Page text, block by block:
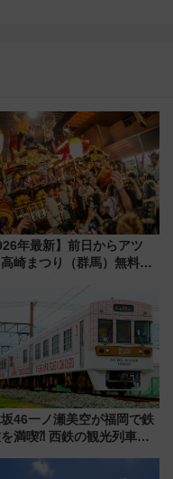
年最新】前日からアツ
崎まつり（群馬）無料観
46一ノ瀬美空が福岡で鉄
満喫⁈ 西鉄の観光列車
」で巡る福岡･太宰